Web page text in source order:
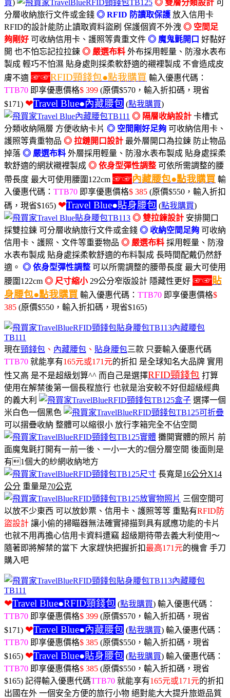
買) ◎ 雙層分類設計 可
分層收納旅行文件或金錢 ◎ RFID 防讀取保護 放入信用卡
RFID的設計能防止讀取資料盜刷 保護個資不外洩 ◎ 空間足
夠剛好 可收納信用卡、護照等貴重文件 ◎ 魔鬼氈開口 好黏好
開 也不怕忘記拉拉鍊 ◎ 嚴選布料 外布採用輕量、防潑水表布
製成 輕巧不怕濕 貼身處則採柔軟舒適的襯裡製成 不會造成皮
膚不適 ☞☞RFID頸錢包●點我購買 輸入優惠代碼：
TTB70 即享優惠價格$ 399 (原價$570，輸入折扣碼，現省
$171) ❤Travel Blue●內藏腰包 (點我購買)
◎ 隔層收納設計 卡槽式
分類收納隔層 方便收納卡片 ◎ 空間剛好足夠 可收納信用卡、
護照等貴重物品 ◎ 拉鏈開口設計 最外層開口為拉鍊 防止物品
掉落 ◎ 嚴選布料 外層採用輕量、防潑水表布製成 貼身處採柔
軟舒適的網狀襯裡製成 ◎ 依身型彈性調整 可依所需調整的腰
帶長度 最大可使用腰圍122cm ☞☞內藏腰包●點我購買 輸
入優惠代碼： TTB70 即享優惠價格$ 385 (原價$550，輸入折扣
碼，現省$165) ❤Travel Blue●貼身腰包 (點我購買)
◎ 雙拉鍊設計 安排開口
採雙拉鍊 可分層收納旅行文件或金錢 ◎ 收納空間足夠 可收納
信用卡、護照、文件等重要物品 ◎ 嚴選布料 採用輕量、防潑
水表布製成 貼身處採柔軟舒適的布料製成 長時間配戴仍然舒
適。 ◎ 依身型彈性調整 可以所需調整的腰帶長度 最大可使用
腰圍122cm ◎ 尺寸縮小29公分窄版設計 隱藏性更好 ☞☞貼
身腰包●點我購買 輸入優惠代碼： TTB70 即享優惠價格$
385 (原價$550，輸入折扣碼，現省$165)
現在頸錢包 、 內藏腰包 、 貼身腰包三款 只要輸入優惠代碼
TTB70 就能享有165元或171元的折扣 是全球知名大品牌 實用
性又高 是不是超級划算^^ 而自己是選擇RFID頸錢包 打算
使用在解禁後第一個長程旅行 也就是治安較不好但超級經典
的義大利
選擇一個
米白色一個黑色
可以摺疊收納 整體可以縮很小 放行李箱完全不佔空間
攤開實體的照片 前
面魔鬼氈打開有一前一後、一小一大的2個分層空間 後面則是
有1個大的紗網收納地方
長寬是16公分X14
公分 重量是70公克
三個空間可
以放不少東西 可以放鈔票、信用卡、護照等等 重點有RFID防
盜設計 讓小偷的掃瞄器無法確實掃描到具有感應功能的卡片
也就不用再擔心信用卡資料遭竊 超級期待帶去義大利使用～
隨著即將解禁的當下 大家趕快把握折扣 最高171元的機會 手刀
購入吧
❤Travel Blue●RFID頸錢包 (點我購買) 輸入優惠代碼：
TTB70 即享優惠價格$ 399 (原價$570，輸入折扣碼，現省
$171) ❤Travel Blue●內藏腰包 (點我購買) 輸入優惠代碼：
TTB70 即享優惠價格$ 385 (原價$550，輸入折扣碼，現省
$165) ❤Travel Blue●貼身腰包 (點我購買) 輸入優惠代碼：
TTB70 即享優惠價格$ 385 (原價$550，輸入折扣碼，現省
$165) 記得輸入優惠代碼TTB70 就能享有165元或171元的折扣
出國在外 一個安全方便的旅行小物 絕對能大大提升旅遊品質